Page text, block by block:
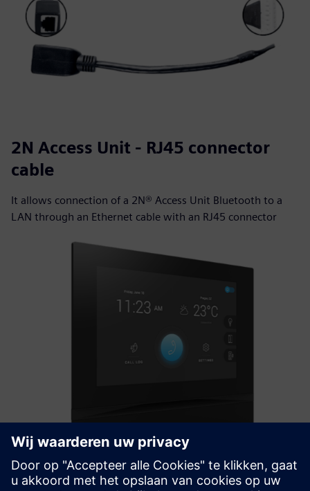
2N Access Unit - RJ45 connector
cable
It allows connection of a 2N® Access Unit Bluetooth to a
LAN through an Ethernet cable with an RJ45 connector
2N Indoor View